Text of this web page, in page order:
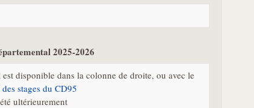
2025-2026
disponible dans la colonne de droite, ou avec le
stages du CD95
ultérieurement